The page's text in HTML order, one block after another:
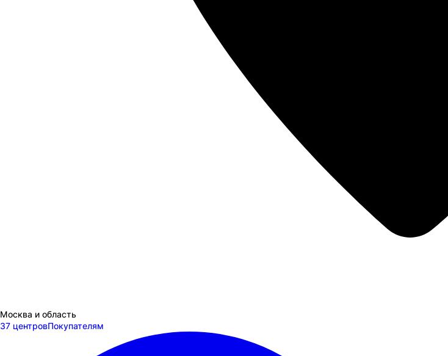
Москва и область
37 центровПокупателям